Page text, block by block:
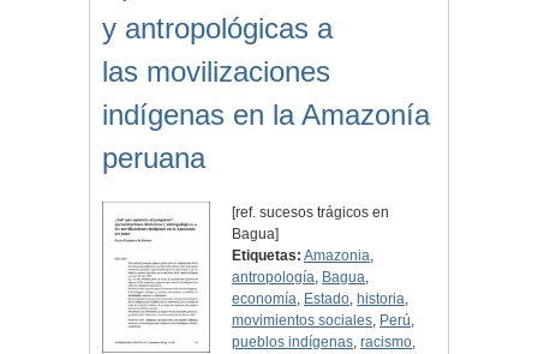
y antropológicas a
las movilizaciones
indígenas en la Amazonía
peruana
[ref. sucesos trágicos en
Bagua]
Etiquetas: Amazonia,
antropología, Bagua,
economía, Estado, historia,
movimientos sociales, Perú,
pueblos indígenas,racismo,